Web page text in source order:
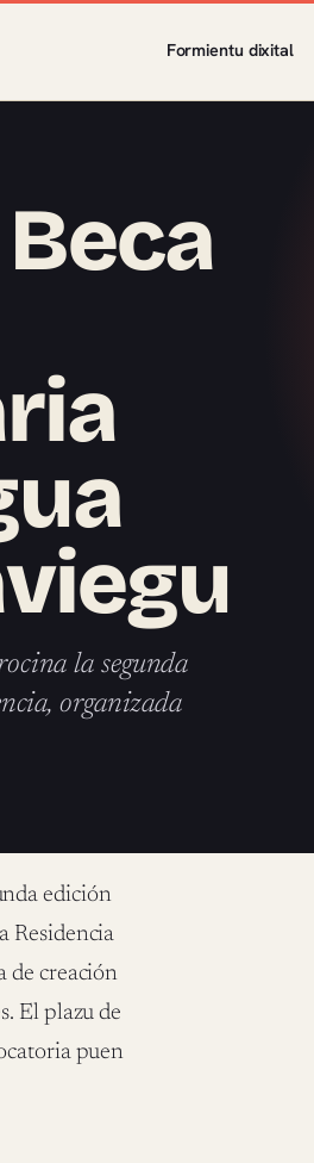
Formientu dixital
la segunda
organizada
edición
Residencia
de creación
El plazu de
puen